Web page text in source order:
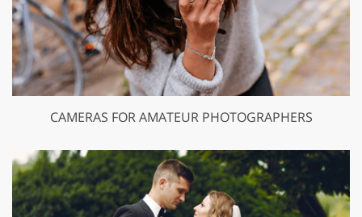
CAMERAS FOR AMATEUR PHOTOGRAPHERS